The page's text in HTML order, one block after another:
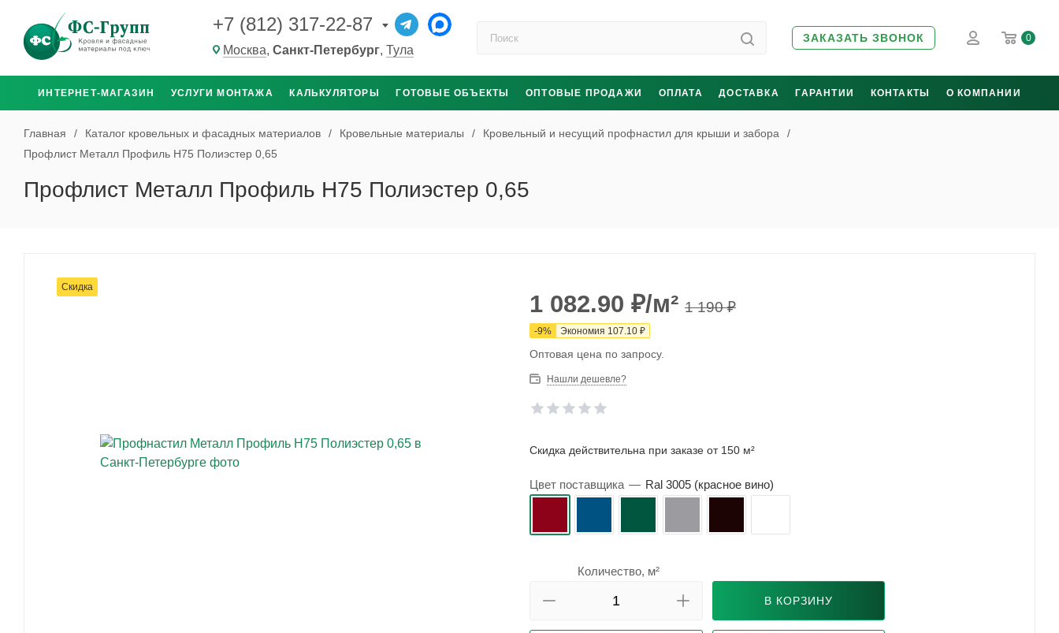
+7 (812) 317-22-87
Москва, Санкт-Петербург, Тула
ЗАКАЗАТЬ ЗВОНОК 0
ИНТЕРНЕТ-МАГАЗИН УСЛУГИ МОНТАЖА КАЛЬКУЛЯТОРЫ ГОТОВЫЕ ОБЪЕКТЫ ОПТОВЫЕ ПРОДАЖИ ОПЛАТА ДОСТАВКА ГАРАНТИИ КОНТАКТЫ О КОМПАНИИ
Главная / Каталог кровельных и фасадных материалов / Кровельные материалы / Кровельный и несущий профнастил для крыши и забора
/
Профлист Металл Профиль Н75 Полиэстер 0,65
Профлист Металл Профиль Н75 Полиэстер 0,65
Скидка
1 082.90 ₽/м² 1 190₽
-9% Экономия 107.10 ₽
Оптовая цена по запросу.
Нашли дешевле?
Скидка действительна при заказе от 150 м²
Цвет поставщика — Ral 3005 (красное вино)
Количество, м²
В КОРЗИНУ